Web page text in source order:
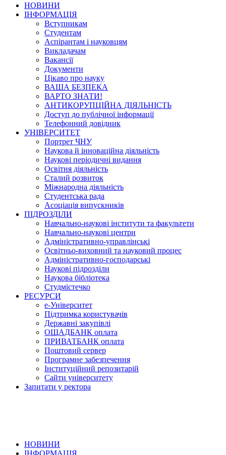
НОВИНИ
ІНФОРМАЦІЯ
Вступникам
Студентам
Аспірантам і науковцям
Викладачам
Вакансії
Документи
Цікаво про науку
ВАША БЕЗПЕКА
ВАРТО ЗНАТИ!
АНТИКОРУПЦІЙНА ДІЯЛЬНІСТЬ
Доступ до публічної інформації
Телефонний довідник
УНІВЕРСИТЕТ
Портрет ЧНУ
Наукова й інноваційна діяльність
Наукові періодичні видання
Освітня діяльність
Сталий розвиток
Міжнародна діяльність
Студентська рада
Асоціація випускників
ПІДРОЗДІЛИ
Навчально-наукові інститути та факультети
Навчально-наукові центри
Адміністративно-управлінські
Освітньо-виховний та науковий процес
Адміністративно-господарські
Наукові підрозділи
Наукова бібліотека
Студмістечко
РЕСУРСИ
е-Університет
Підтримка користувачів
Державні закупівлі
ОЩАДБАНК оплата
ПРИВАТБАНК оплата
Поштовий сервер
Програмне забезпечення
Інституційний репозитарій
Сайти університету
Запитати у ректора
НОВИНИ
ІНФОРМАЦІЯ